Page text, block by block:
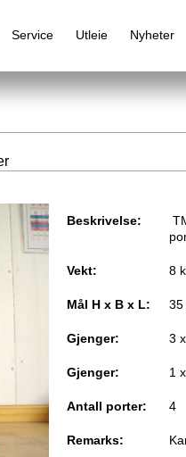
Service Utleie Nyheter
Beskrivelse:
Vekt: 8
Mål H x B x L: 35
Gjenger: 3
Gjenger: 1
Antall porter: 4
Remarks: